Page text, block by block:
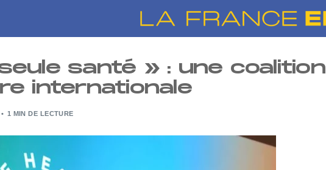
santé » : une coalition
internationale
1 MIN DE LECTURE